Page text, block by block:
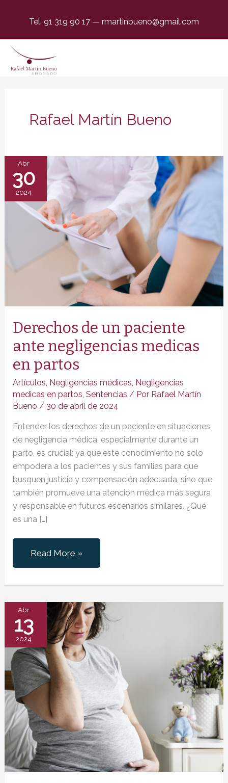
Tel. 91 319 90 17 — rmartinbueno@gmail.com
Rafael Martín Bueno
Abr
30
2024
Derechos de un paciente
ante negligencias medicas
en partos
Artículos, Negligencias médicas, Negligencias
medicas en partos, Sentencias / Por Rafael Martín
Bueno / 30 de abril de 2024
Entender los derechos de un paciente en situaciones
de negligencia médica, especialmente durante un
parto, es crucial; ya que este conocimiento no solo
empodera a los pacientes y sus familias para que
busquen justicia y compensación adecuada, sino que
también promueve una atención médica más segura
y responsable en futuros escenarios similares. ¿Qué
es una […]
Derechos
de
ante
negligencias
medicas
en
partos
Read More »
Abr
13
2024